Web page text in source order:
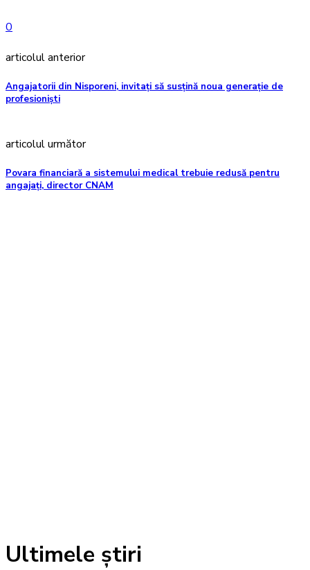
0
articolul anterior
Angajatorii din Nisporeni, invitați să susțină noua generație de
profesioniști
articolul următor
Povara financiară a sistemului medical trebuie redusă pentru
angajați, director CNAM
Ultimele știri